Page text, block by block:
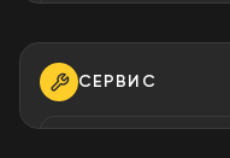
+373 79 923
+373 79 923 306
СЕРВИС